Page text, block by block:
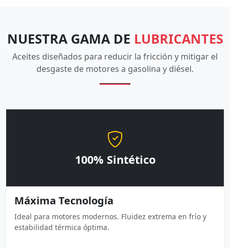
NUESTRA GAMA DE LUBRICANTES
Aceites diseñados para reducir la fricción y mitigar el
desgaste de motores a gasolina y diésel.
100% Sintético
Máxima Tecnología
Ideal para motores modernos. Fluidez extrema en frío y
estabilidad térmica óptima.